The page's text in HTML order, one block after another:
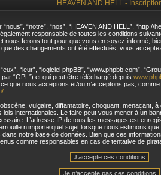
HEAVEN AND HELL -
“notre”, “nos”, “HEAVEN AND HELL”,
responsable de toutes les conditions
nous ferons tout pour que vous en soyez informé,
que des changements ont été effectués, vous
“leur”, “logiciel phpBB”, “www.phpbb.com”,
par “GPL”) et qui peut être téléchargé depuis
que nous acceptons et/ou n’acceptons pas,
vulgaire, diffamatoire, choquant, menaçant,
lois internationales. Le faire peut vous mener à un
L’adresse IP de tous les messages est
n’importe quel sujet lorsque nous estimons
notre base de données. Bien que ces
comme responsables en cas de tentative de